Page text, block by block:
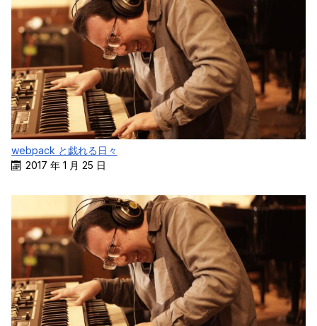
webpack と戯れる日々
2017 年 1 月 25 日